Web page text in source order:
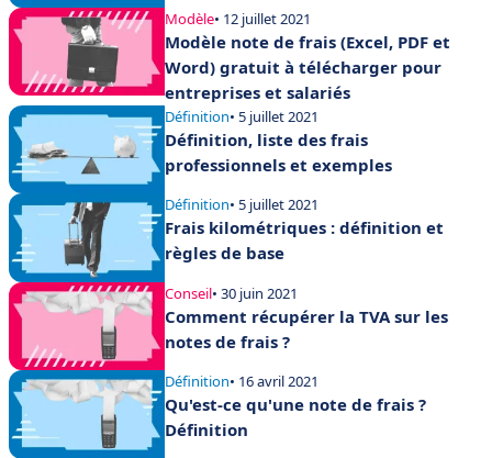
Modèle• 12 juillet 2021
Modèle note de frais (Excel, PDF et
Word) gratuit à télécharger pour
entreprises et salariés
Définition• 5 juillet 2021
Définition, liste des frais
professionnels et exemples
Définition• 5 juillet 2021
Frais kilométriques : définition et
règles de base
Conseil• 30 juin 2021
Comment récupérer la TVA sur les
notes de frais ?
Définition• 16 avril 2021
Qu'est-ce qu'une note de frais ?
Définition